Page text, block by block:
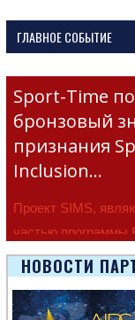
ГЛАВНОЕ СОБЫТИЕ
Sport-Time
бронзовый
признания
Inclusion…
Проект SIMS,
частью программы
Европейско
НОВОСТИ